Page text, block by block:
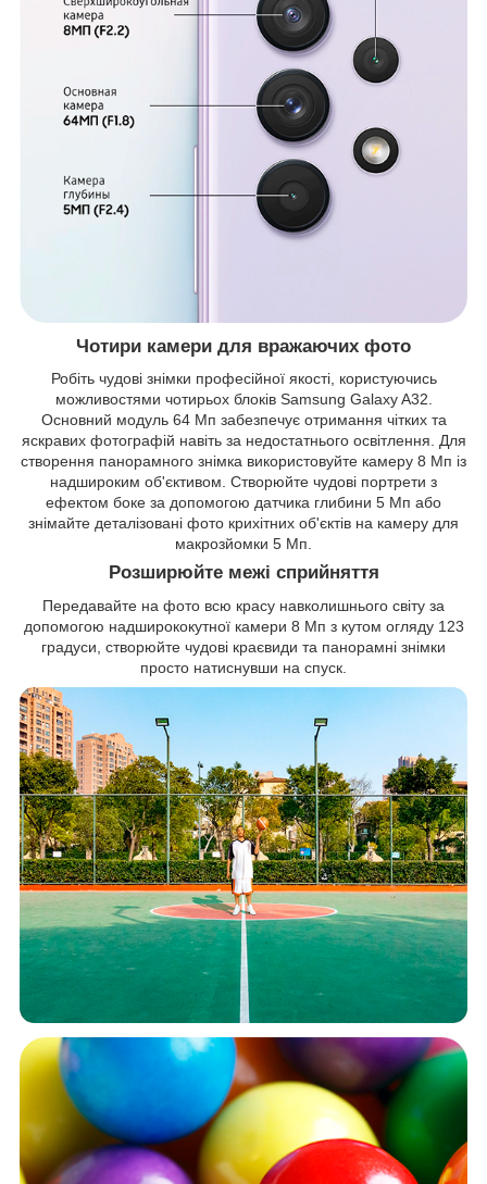
Чотири камери для вражаючих фото
Робіть чудові знімки професійної якості, користуючись
можливостями чотирьох блоків Samsung Galaxy A32.
Основний модуль 64 Мп забезпечує отримання чітких та
яскравих фотографій навіть за недостатнього освітлення. Для
створення панорамного знімка використовуйте камеру 8 Мп із
надшироким об'єктивом. Створюйте чудові портрети з
ефектом боке за допомогою датчика глибини 5 Мп або
знімайте деталізовані фото крихітних об'єктів на камеру для
макрозйомки 5 Мп.
Розширюйте межі сприйняття
Передавайте на фото всю красу навколишнього світу за
допомогою надширококутної камери 8 Мп з кутом огляду 123
градуси, створюйте чудові краєвиди та панорамні знімки
просто натиснувши на спуск.